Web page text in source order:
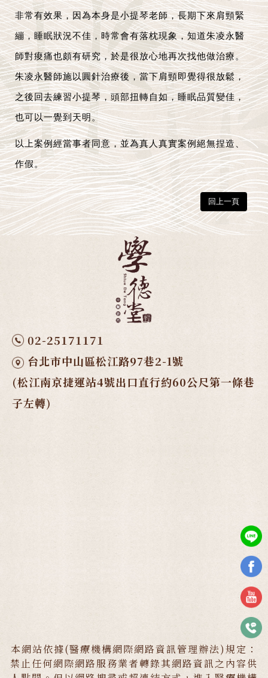
非常有效果，因為本身是小提琴老師，長期下來肩頸緊
繃，睡眠狀況不佳，時常會有落枕現象，知道朱凌永醫
師對痠痛也頗有研究，於是很放心地再次找他做治療。
朱凌永醫師施以圓針治療後，當下肩頸即覺得很放鬆，
之後回去練習小提琴，頭部扭轉自如，睡眠品質變佳，
也可以一覺到天明。
以上案例經當事者同意，並為真人真實案例絕無捏造、
作假。
回上一頁
02-25171171
台北市中山區松江路97巷2-1號
(松江南京捷運站4號出口直行約60公尺第一條巷
子左轉)
本網站依據(醫療機構網際網路資訊管理辦法)規定：
禁止任何網際網路服務業者轉錄其網路資訊之內容供